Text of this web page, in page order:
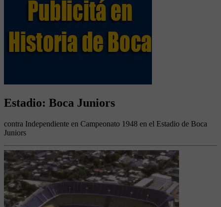
Estadio: Boca Juniors
contra Independiente en Campeonato 1948 en el Estadio de Boca
Juniors